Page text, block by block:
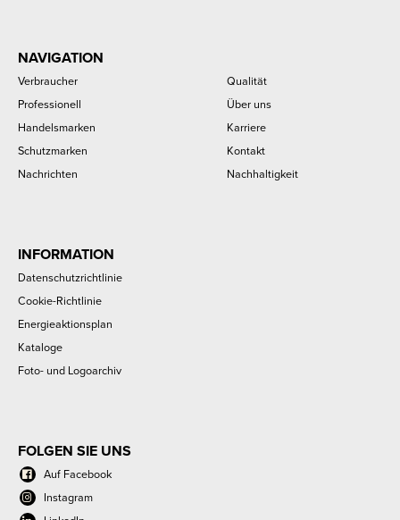
NAVIGATION
Verbraucher
Professionell
Handelsmarken
Schutzmarken
Nachrichten
Qualität
Über uns
Karriere
Kontakt
Nachhaltigkeit
INFORMATION
Datenschutzrichtlinie
Cookie-Richtlinie
Energieaktionsplan
Kataloge
Foto- und Logoarchiv
FOLGEN SIE UNS
Auf Facebook
Instagram